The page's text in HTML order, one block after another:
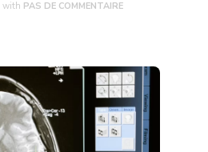
with PAS DE COMMENTAIRE